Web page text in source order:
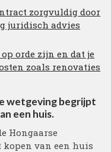
zorgvuldig door
juridisch advies
orde zijn en dat je
zoals renovaties
wetgeving begrijpt
een huis.
Hongaarse
van een huis